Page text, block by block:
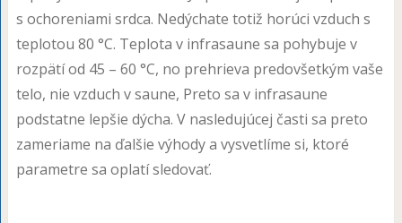
s ochoreniami srdca. Nedýchate totiž horúci vzduch s
teplotou 80 °C. Teplota v infrasaune sa pohybuje v
rozpätí od 45 – 60 °C, no prehrieva predovšetkým vaše
telo, nie vzduch v saune, Preto sa v infrasaune
podstatne lepšie dýcha. V nasledujúcej časti sa preto
zameriame na ďalšie výhody a vysvetlíme si, ktoré
parametre sa oplatí sledovať.